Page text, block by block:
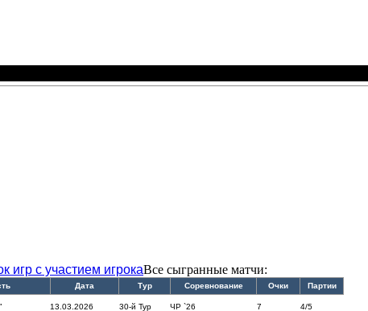
игр с участием игрокаВсе сыгранные матчи:
Дата Тур Соревнование Очки Партии
13.03.2026 30-й Тур ЧР `26 7 4/5